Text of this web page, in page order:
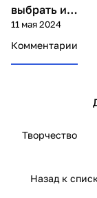
выбрать и
приготовить?
11 мая 2024
Комментарии
Творчество
Назад к